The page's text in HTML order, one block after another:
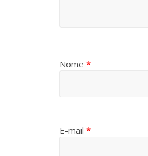
Nome *
E-mail *